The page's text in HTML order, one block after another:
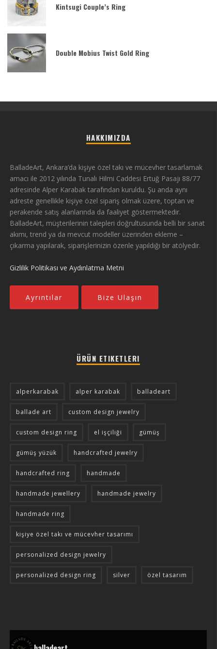
Kintsugi Couple’s Ring
Double Mobius Twist Gold Ring
HAKKIMIZDA
BalladeArt, Ankara’da kişiye özel takı ve mücevher tasarlamak
amacı ile 2012 yılında Tunalı Hilmi Caddesi Ertuğ Pasajı 88/77
adresinde Alper Karabak tarafından kuruldu. Şu anda aynı
adreste genellikle kişiye özel sipariş olmak üzere, toptan ve
perakende satış alanlarında da faaliyet göstermektedir.
BalladeArt, müşterilerinin talepleri doğrultusunda belli bir sanat
akımı, trend ya da mevcut modeller üzerinden ekleme –
çıkarma yapılarak, siparişlerinizin özenle yapıldığı bir atölyedir.
Gizlilik Politikası ve Aydınlatma Metni
Ayrıntılar Bize Ulaşın
ÜRÜN ETIKETLERI
alperkarabak alper karabak balladeart
ballade art custom design jewelry
custom design ring el işçiliği gümüş
gümüş yüzük handcrafted jewelry
handcrafted ring handmade
handmade jewellery handmade jewelry
handmade ring
kişiye özel takı ve mücevher tasarımı
personalized design jewelry
personalized design ring silver özel tasarım